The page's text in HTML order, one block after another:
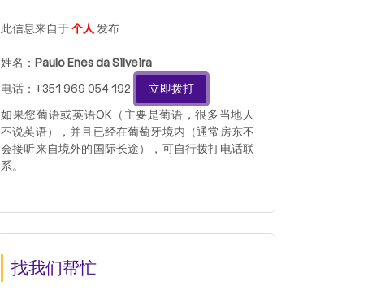
此信息来自于个人 发布
姓名： Paulo Enes da Silveira
电话：+351 969 054 192
立即拨打
如果您葡语或英语OK（主要是葡语，很多当地人
不说英语），并且已经在葡萄牙境内（通常房东不
会接听来自境外的国际长途），可自行拨打电话联
系。
找我们帮忙